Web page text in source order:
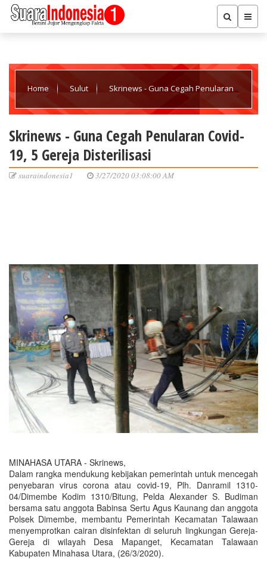
Home Sulut Skrinews - Guna Cegah Penularan
Skrinews - Guna Cegah Penularan Covid-
19, 5 Gereja Disterilisasi
suaraindonesia1 3/27/2020 03:08:00 AM
MINAHASA UTARA - Skrinews,
Dalam rangka mendukung kebijakan pemerintah untuk mencegah
penyebaran virus corona atau covid-19, Plh. Danramil 1310-
04/Dimembe Kodim 1310/Bitung, Pelda Alexander S. Budiman
bersama satu anggota Babinsa Sertu Agus Kaunang dan anggota
Polsek Dimembe, membantu Pemerintah Kecamatan Talawaan
menyemprotkan cairan disinfektan di seluruh lingkungan Gereja-
Gereja di wilayah Desa Mapanget, Kecamatan Talawaan
Kabupaten Minahasa Utara, (26/3/2020).